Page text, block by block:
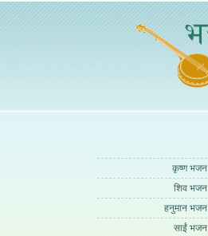
कृष्ण भजन
शिव भजन
हनुमान भजन
साईं भजन